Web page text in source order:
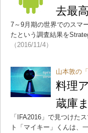
去最
7～9月期の世界でのスマ
たという調査結果を
（2016/11/4）
山本敦の
料理
蔵庫
「IFA2016」で見つけた
ト「マイキー」くんは、